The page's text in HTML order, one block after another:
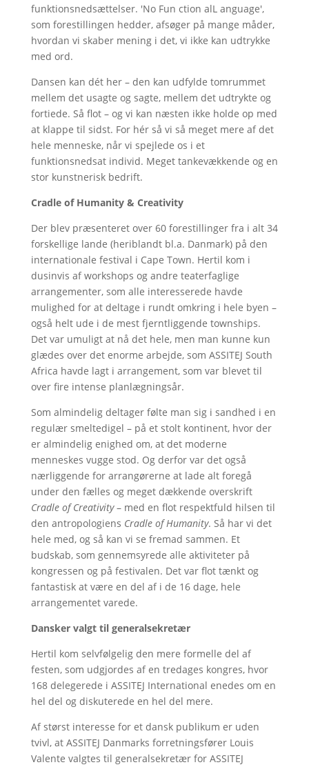
funktionsnedsættelser. 'No Fun ction alL anguage',
som forestillingen hedder, afsøger på mange måder,
hvordan vi skaber mening i det, vi ikke kan udtrykke
med ord.
Dansen kan dét her – den kan udfylde tomrummet
mellem det usagte og sagte, mellem det udtrykte og
fortiede. Så flot – og vi kan næsten ikke holde op med
at klappe til sidst. For hér så vi så meget mere af det
hele menneske, når vi spejlede os i et
funktionsnedsat individ. Meget tankevækkende og en
stor kunstnerisk bedrift.
Cradle of Humanity & Creativity
Der blev præsenteret over 60 forestillinger fra i alt 34
forskellige lande (heriblandt bl.a. Danmark) på den
internationale festival i Cape Town. Hertil kom i
dusinvis af workshops og andre teaterfaglige
arrangementer, som alle interesserede havde
mulighed for at deltage i rundt omkring i hele byen –
også helt ude i de mest fjerntliggende townships.
Det var umuligt at nå det hele, men man kunne kun
glædes over det enorme arbejde, som ASSITEJ South
Africa havde lagt i arrangement, som var blevet til
over fire intense planlægningsår.
Som almindelig deltager følte man sig i sandhed i en
regulær smeltedigel – på et stolt kontinent, hvor der
er almindelig enighed om, at det moderne
menneskes vugge stod. Og derfor var det også
nærliggende for arrangørerne at lade alt foregå
under den fælles og meget dækkende overskrift
Cradle of Creativity– med en flot respektfuld hilsen til
den antropologiens Cradle of Humanity. Så har vi det
hele med, og så kan vi se fremad sammen. Et
budskab, som gennemsyrede alle aktiviteter på
kongressen og på festivalen. Det var flot tænkt og
fantastisk at være en del af i de 16 dage, hele
arrangementet varede.
Dansker valgt til generalsekretær
Hertil kom selvfølgelig den mere formelle del af
festen, som udgjordes af en tredages kongres, hvor
168 delegerede i ASSITEJ International enedes om en
hel del og diskuterede en hel del mere.
Af størst interesse for et dansk publikum er uden
tvivl, at ASSITEJ Danmarks forretningsfører Louis
Valente valgtes til generalsekretær for ASSITEJ